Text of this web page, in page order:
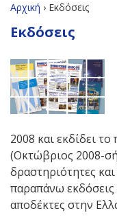
Είστε
Αρχική › Εκδόσεις
Back
to
top
Εκδόσεις
2008 και εκδίδει
(Οκτώβριος 2008-
δραστηριότητες
παραπάνω εκδόσεις
αποδέκτες στην